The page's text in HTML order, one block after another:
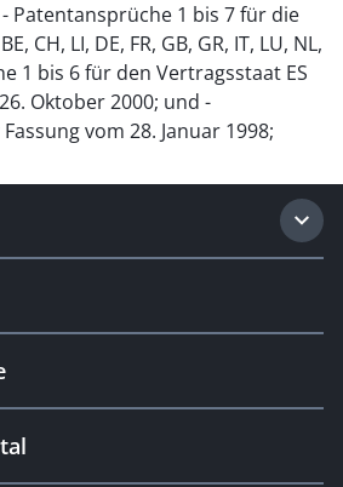
Patentansprüche 1 bis 7 für die
CH, LI, DE, FR, GB, GR, IT, LU, NL,
1 bis 6 für den Vertragsstaat ES
Oktober 2000; und -
vom 28. Januar 1998;